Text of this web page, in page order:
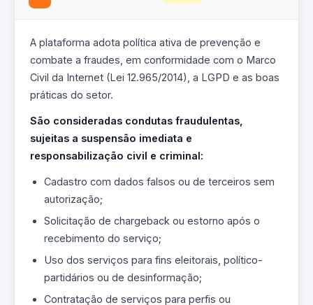
A plataforma adota política ativa de prevenção e
combate a fraudes, em conformidade com o Marco
Civil da Internet (Lei 12.965/2014), a LGPD e as boas
práticas do setor.
São consideradas condutas fraudulentas,
sujeitas a suspensão imediata e
responsabilização civil e criminal:
Cadastro com dados falsos ou de terceiros sem
autorização;
Solicitação de chargeback ou estorno após o
recebimento do serviço;
Uso dos serviços para fins eleitorais, político-
partidários ou de desinformação;
Contratação de serviços para perfis ou